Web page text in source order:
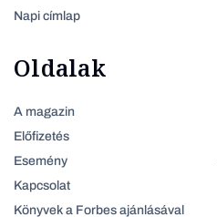
Napi címlap
Oldalak
A magazin
Előfizetés
Esemény
Kapcsolat
Könyvek a Forbes ajánlásával